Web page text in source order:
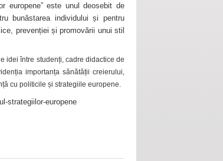
europene” este unul deosebit de
bunăstarea individului și pentru
prevenției și promovării unui stil
idei între studenți, cadre didactice de
importanța sănătății creierului,
cu politicile și strategiile europene.
strategiilor-europene